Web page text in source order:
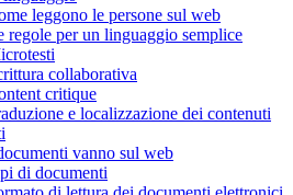
leggono le persone sul web
regole per un linguaggio semplice
collaborativa
critique
e localizzazione dei contenuti
vanno sul web
di documenti